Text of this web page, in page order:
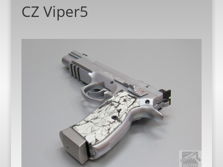
CZ Viper5